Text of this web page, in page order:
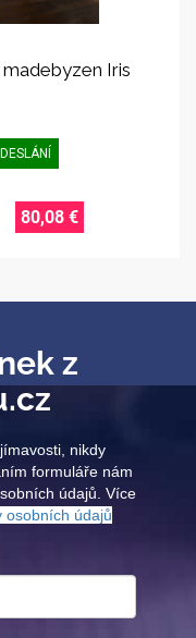
Iris
80,08 €
z
nikdy
formuláře nám
údajů. Více
osobních údajů